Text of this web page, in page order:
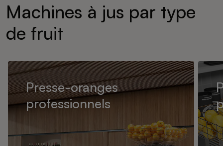
Machines à jus par type
de fruit
Presse-oranges
professionnels